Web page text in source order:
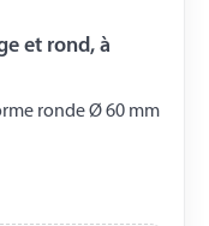
et rond, à
ronde Ø 60 mm